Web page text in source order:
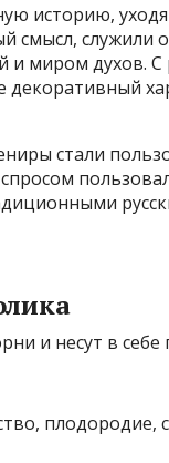
историю,
смысл, служили
и миром духов.
декоративный
стали
и несут в себе
плодородие,